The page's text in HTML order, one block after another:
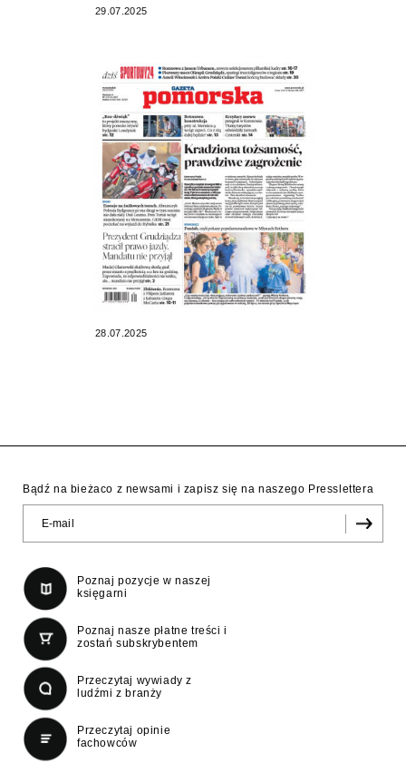
29.07.2025
28.07.2025
Bądź na bieżaco z newsami i zapisz się na naszego Presslettera
Poznaj pozycje w naszej
księgarni
Poznaj nasze płatne treści i
zostań subskrybentem
Przeczytaj wywiady z
ludźmi z branży
Przeczytaj opinie
fachowców